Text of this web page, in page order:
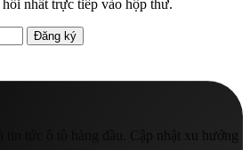
nhất trực tiếp vào hộp thư.
Đăng ký
tin tức ô tô hàng đầu. Cập nhật xu hướng